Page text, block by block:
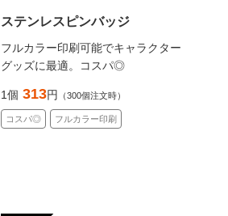
ステンレスピンバッジ
フルカラー印刷可能でキャラクター
グッズに最適。コスパ◎
1個 313円 （300個注文時）
コスパ◎ フルカラー印刷